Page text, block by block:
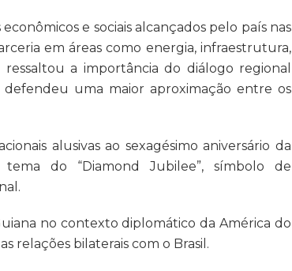
e sociais alcançados pelo país nas
em áreas como energia, infraestrutura,
a importância do diálogo regional
uma maior aproximação entre os
alusivas ao sexagésimo aniversário da
do “Diamond Jubilee”, símbolo de
no contexto diplomático da América do
relações bilaterais com o Brasil.